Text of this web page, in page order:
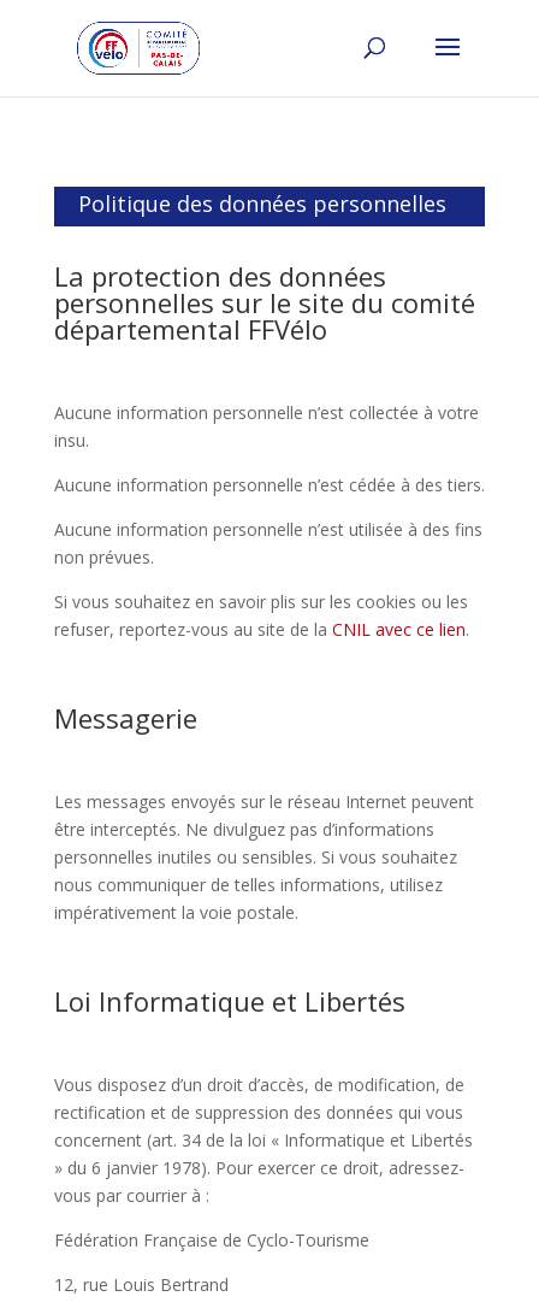
Politique des données personnelles
La protection des données
personnelles sur le site du comité
départemental FFVélo
Aucune information personnelle n’est collectée à votre
insu.
Aucune information personnelle n’est cédée à des tiers.
Aucune information personnelle n’est utilisée à des fins
non prévues.
Si vous souhaitez en savoir plis sur les cookies ou les
refuser, reportez-vous au site de la CNIL avec ce lien.
Messagerie
Les messages envoyés sur le réseau Internet peuvent
être interceptés. Ne divulguez pas d’informations
personnelles inutiles ou sensibles. Si vous souhaitez
nous communiquer de telles informations, utilisez
impérativement la voie postale.
Loi Informatique et Libertés
Vous disposez d’un droit d’accès, de modification, de
rectification et de suppression des données qui vous
concernent (art. 34 de la loi « Informatique et Libertés
» du 6 janvier 1978). Pour exercer ce droit, adressez-
vous par courrier à :
Fédération Française de Cyclo-Tourisme
12, rue Louis Bertrand